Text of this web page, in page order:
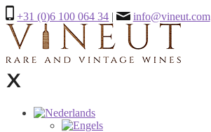
+31 (0)6 100 064 34 | info@vineut.com